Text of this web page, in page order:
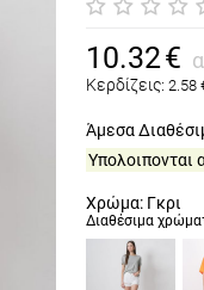
10.32€
Κερδίζεις: 2.58
Άμεσα
Υπολοιπονται
Χρώμα: Γκρι
Διαθέσιμα